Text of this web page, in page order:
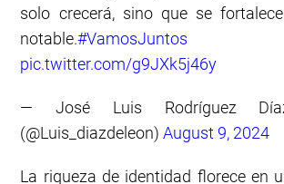
solo crecerá, sino que se
notable.#VamosJuntos
pic.twitter.com/g9JXk5j46y
— José Luis Rodríguez
(@Luis_diazdeleon)August 9, 2024
La riqueza de identidad florece en